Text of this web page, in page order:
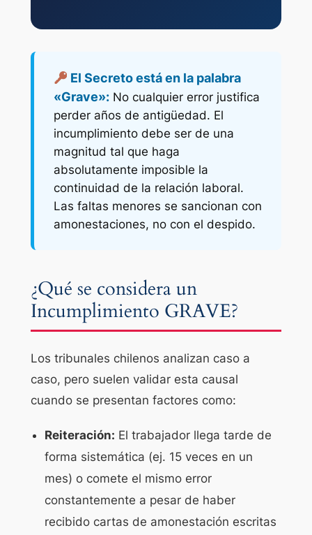
El Secreto está en la palabra
«Grave»:No cualquier error justifica
perder años de antigüedad. El
incumplimiento debe ser de una
magnitud tal que haga
absolutamente imposible la
continuidad de la relación laboral.
Las faltas menores se sancionan con
amonestaciones, no con el despido.
¿Qué se considera un
Incumplimiento GRAVE?
Los tribunales chilenos analizan caso a
caso, pero suelen validar esta causal
cuando se presentan factores como:
Reiteración: El trabajador llega tarde de
forma sistemática (ej. 15 veces en un
mes) o comete el mismo error
constantemente a pesar de haber
recibido cartas de amonestación escritas